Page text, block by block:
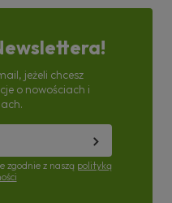
jeżeli chcesz
o nowościach i
zgodnie z naszą polityką